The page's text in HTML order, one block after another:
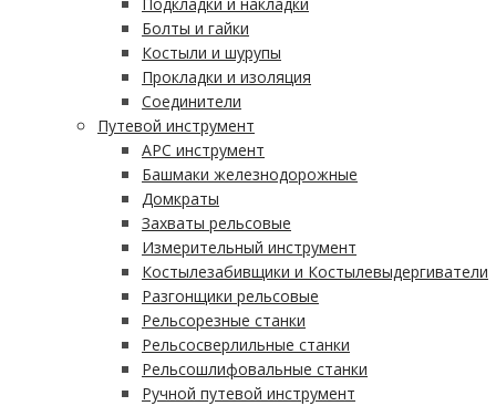
Подкладки и накладки
Болты и гайки
Костыли и шурупы
Прокладки и изоляция
Соединители
Путевой инструмент
АРС инструмент
Башмаки железнодорожные
Домкраты
Захваты рельсовые
Измерительный инструмент
Костылезабивщики и Костылевыдергиватели
Разгонщики рельсовые
Рельсорезные станки
Рельсосверлильные станки
Рельсошлифовальные станки
Ручной путевой инструмент